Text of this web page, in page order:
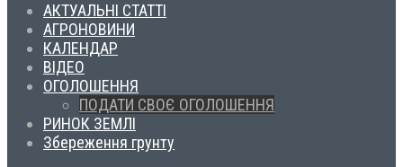
АКТУАЛЬНІ СТАТТІ
АГРОНОВИНИ
КАЛЕНДАР
ВІДЕО
ОГОЛОШЕННЯ
ПОДАТИ СВОЄ ОГОЛОШЕННЯ
РИНОК ЗЕМЛІ
Збереження грунту